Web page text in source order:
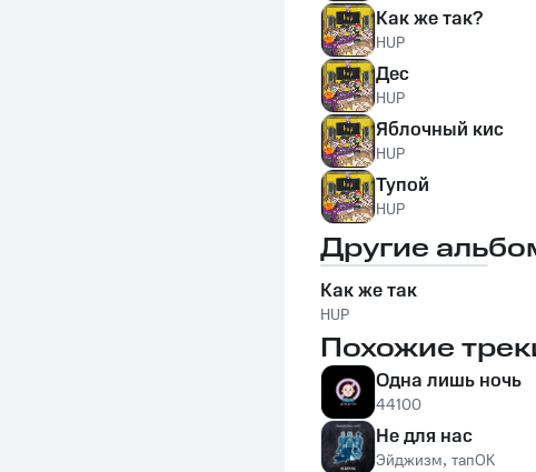
Как же так?
HUP
Дес
HUP
Яблочный кис
HUP
Тупой
HUP
Другие
Как же так
HUP
Похожие
Одна лишь ночь
44100
Не для нас
Эйджизм, тапОК